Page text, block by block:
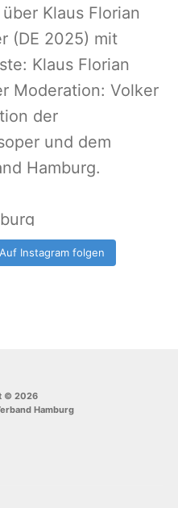
Auf Instagram folgen
© 2026
Hamburg